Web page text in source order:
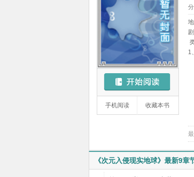
手机阅读 收藏本书
1、
《次元入侵现实地球》最新9章